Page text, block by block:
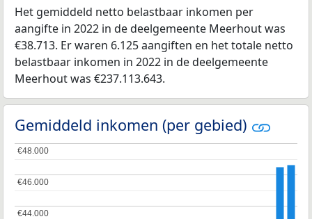
Het gemiddeld netto belastbaar inkomen per
aangifte in 2022 in de deelgemeente Meerhout was
€38.713. Er waren 6.125 aangiften en het totale netto
belastbaar inkomen in 2022 in de deelgemeente
Meerhout was €237.113.643.
Gemiddeld inkomen (per gebied)
€44.000
€44.000
€46.000
€46.000
€48.000
€48.000